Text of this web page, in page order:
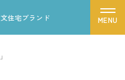
住宅ブランド